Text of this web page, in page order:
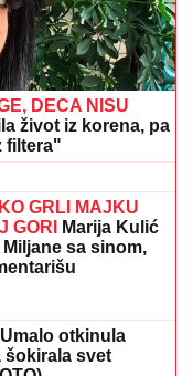
MIRU"Pevačica
imala
stanje pogoršalo:
BIKINI I
VATRENOJ
Milenković
U VILI
Nakon
novo